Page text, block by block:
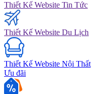
Thiết Kế Website Tin Tức
Thiết Kế Website Du Lịch
Thiết Kế Website Nội Thất
Ưu đãi